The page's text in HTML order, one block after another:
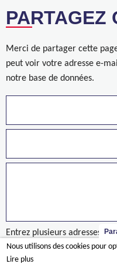
PARTAGEZ
Merci de partager cette
peut voir votre adresse e-
notre base de données.
Entrez plusieurs adresses
par des virgules.
Nous utilisons des cookies pour
Lire plus